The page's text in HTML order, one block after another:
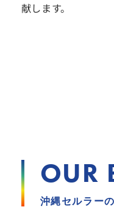
献します。
OUR
沖縄セルラー